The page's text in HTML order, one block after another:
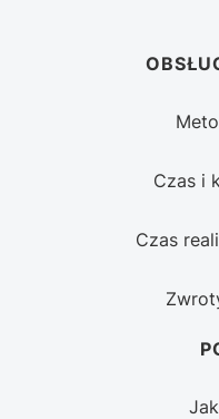
Czas i
Czas